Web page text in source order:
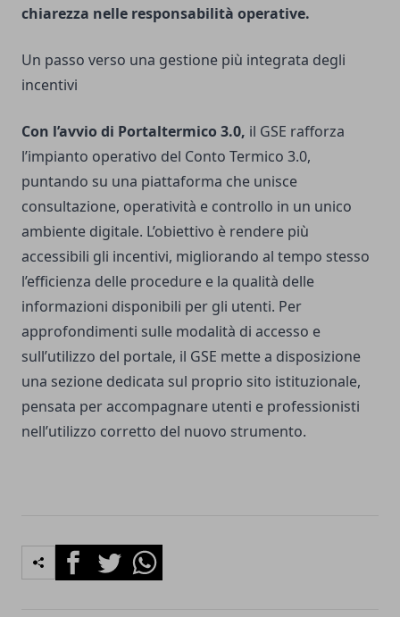
chiarezza nelle responsabilità operative.
Un passo verso una gestione più integrata degli
incentivi
Con l’avvio di Portaltermico 3.0, il GSE rafforza
l’impianto operativo del Conto Termico 3.0,
puntando su una piattaforma che unisce
consultazione, operatività e controllo in un unico
ambiente digitale. L’obiettivo è rendere più
accessibili gli incentivi, migliorando al tempo stesso
l’efficienza delle procedure e la qualità delle
informazioni disponibili per gli utenti. Per
approfondimenti sulle modalità di accesso e
sull’utilizzo del portale, il GSE mette a disposizione
una sezione dedicata sul proprio sito istituzionale,
pensata per accompagnare utenti e professionisti
nell’utilizzo corretto del nuovo strumento.
FacebookTwitterWhatsapp